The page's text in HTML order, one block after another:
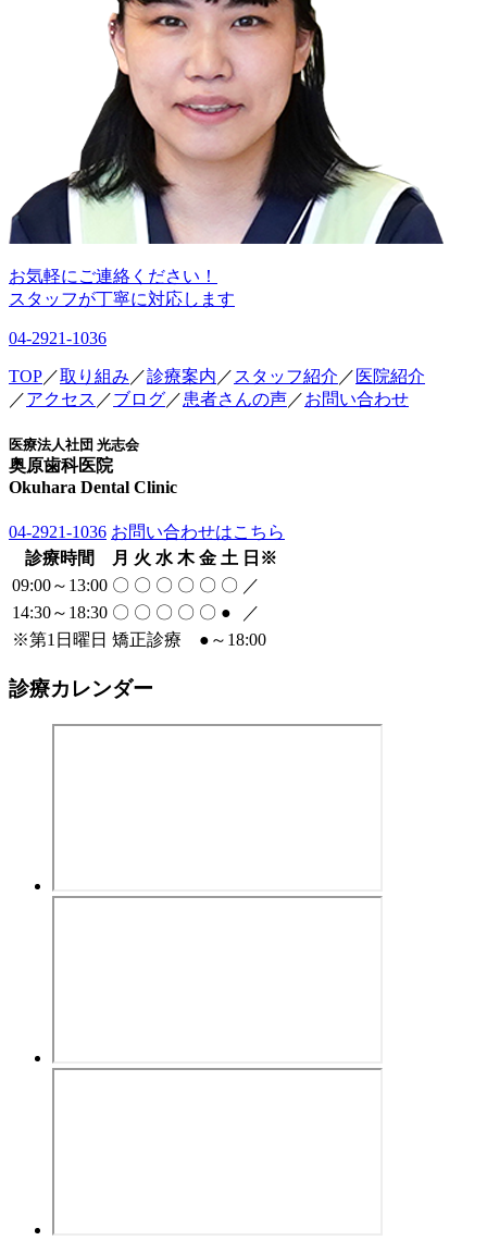
お気軽にご連絡ください！
スタッフが丁寧に対応します
04-2921-1036
TOP／取り組み ／診療案内 ／ スタッフ紹介 ／ 医院紹介
／アクセス ／ブログ／患者さんの声／お問い合わせ
医療法人社団 光志会
奥原歯科医院
Okuhara Dental Clinic
04-2921-1036 お問い合わせはこちら
診療時間
月 火 水 木 金 土 日 ※
09:00～13:00 〇 〇 〇 〇 〇 〇 ／
14:30～18:30 〇 〇 〇 〇 〇 ●
／
※第1日曜日 矯正診療 ● ～18:00
診療カレンダー